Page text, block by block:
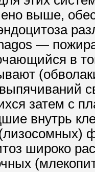
выше,
—
в
затем с
внутрь
широко